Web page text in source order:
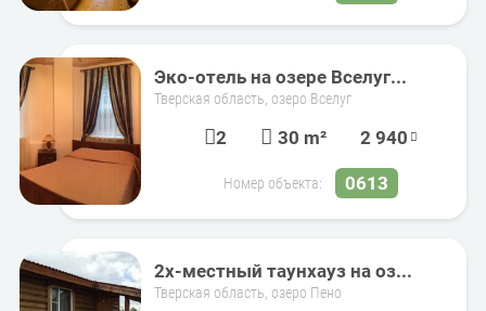
Эко-отель на озере Вселуг...
Тверская область, озеро Вселуг
2 30 m² 2 940
Номер объекта: 0613
2х-местный таунхауз на оз...
Тверская область, озеро Пено